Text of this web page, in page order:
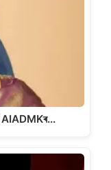
AIADMKৰ…